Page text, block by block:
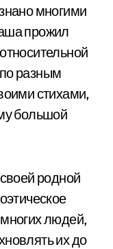
многими
прожил
разным
стихами,
большой
родной
людей,
их до